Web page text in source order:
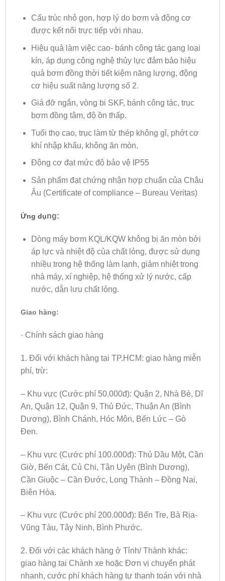
Cấu trúc nhỏ gọn, hợp lý do bơm và động cơ
được kết nối trực tiếp với nhau.
Hiệu quả làm việc cao- bánh công tác gang loại
kín, áp dụng công nghệ thủy lực đảm bảo hiệu
quả bơm đồng thời tiết kiệm năng lượng, động
cơ hiệu suất năng lượng số 2.
Giá đỡ ngắn, vòng bi SKF, bánh công tác, trục
bơm đồng tâm, độ ồn thấp.
Tuổi thọ cao, trục làm từ thép không gỉ, phớt cơ
khí nhập khẩu, không ăn mòn.
Động cơ đạt mức độ bảo vệ IP55
Sản phẩm đạt chứng nhận hợp chuẩn của Châu
Âu (Certificate of compliance – Bureau Veritas)
Ứng dụng:
Dòng máy bơm KQL/KQW không bị ăn mòn bởi
áp lực và nhiệt độ của chất lỏng, được sử dụng
nhiều trong hệ thống làm lạnh, giảm nhiệt trong
nhà máy, xí nghiệp, hệ thống xử lý nước, cấp
nước, dẫn lưu chất lỏng.
Giao hàng:
· Chính sách giao hàng
1. Đối với khách hàng tại TP.HCM: giao hàng miễn
phí, trừ:
– Khu vực (Cước phí 50.000đ): Quận 2, Nhà Bè, Dĩ
An, Quận 12, Quận 9, Thủ Đức, Thuận An (Bình
Dương), Bình Chánh, Hóc Môn, Bến Lức – Gò
Đen.
– Khu vực (Cước phí 100.000đ): Thủ Dầu Một, Cần
Giờ, Bến Cát, Củ Chi, Tân Uyên (Bình Dương),
Cần Giuộc – Cần Đước, Long Thành – Đồng Nai,
Biên Hòa.
– Khu vực (Cước phí 200.000đ): Bến Tre, Bà Rịa-
Vũng Tàu, Tây Ninh, Bình Phước.
2. Đối với các khách hàng ở Tỉnh/ Thành khác:
giao hàng tại Chành xe hoặc Đơn vị chuyển phát
nhanh, cước phí khách hàng tự thanh toán với nhà